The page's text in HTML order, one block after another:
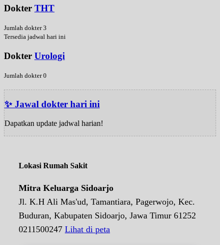
Dokter THT
Jumlah dokter 3
Tersedia jadwal hari ini
Dokter Urologi
Jumlah dokter 0
✨ Jawal dokter hari ini
Dapatkan update jadwal harian!
Lokasi Rumah Sakit
Mitra Keluarga Sidoarjo
Jl. K.H Ali Mas'ud, Tamantiara, Pagerwojo, Kec.
Buduran, Kabupaten Sidoarjo, Jawa Timur 61252
0211500247 Lihat di peta